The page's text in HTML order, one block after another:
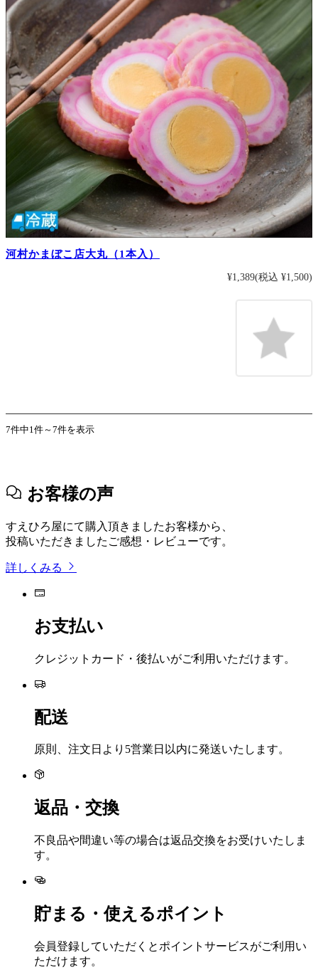
河村かまぼこ店大丸（1本入）
¥1,389(税込 ¥1,500)
7件中1件～7件を表示
お客様の声
すえひろ屋にて購入頂きましたお客様から、
投稿いただきましたご感想・レビューです。
詳しくみる
お支払い
クレジットカード・後払いがご利用いただけます。
配送
原則、注文日より5営業日以内に発送いたします。
返品・交換
不良品や間違い等の場合は返品交換をお受けいたしま
す。
貯まる・使えるポイント
会員登録していただくとポイントサービスがご利用い
ただけます。